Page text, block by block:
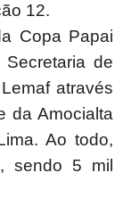
12.
Copa Papai
de
através
da Amocialta
Ao todo,
sendo 5 mil